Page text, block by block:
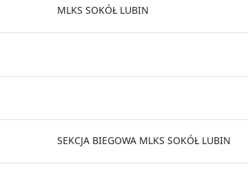
MLKS SOKÓŁ LUBIN
SEKCJA BIEGOWA MLKS SOKÓŁ LUBIN